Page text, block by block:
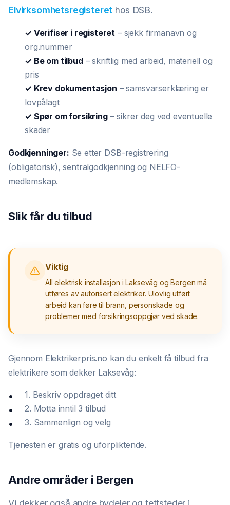
Elvirksomhetsregisteret hos DSB.
✓ Verifiser i registeret – sjekk firmanavn og
org.nummer
✓ Be om tilbud– skriftlig med arbeid, materiell og
pris
✓ Krev dokumentasjon – samsvarserklæring er
lovpålagt
✓ Spør om forsikring– sikrer deg ved eventuelle
skader
Godkjenninger: Se etter DSB-registrering
(obligatorisk), sentralgodkjenning og NELFO-
medlemskap.
Slik får du tilbud
Viktig
All elektrisk installasjon i Laksevåg og Bergen må
utføres av autorisert elektriker. Ulovlig utført
arbeid kan føre til brann, personskade og
problemer med forsikringsoppgjør ved skade.
Gjennom Elektrikerpris.no kan du enkelt få tilbud fra
elektrikere som dekker Laksevåg:
1. Beskriv oppdraget ditt
2. Motta inntil 3 tilbud
3. Sammenlign og velg
Tjenesten er gratis og uforpliktende.
Andre områder i Bergen